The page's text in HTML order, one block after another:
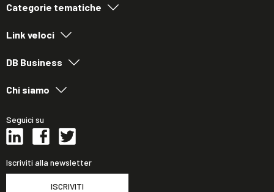
Categorie tematiche
Link veloci
DB Business
Chi siamo
Seguici su
Iscriviti alla newsletter
ISCRIVITI